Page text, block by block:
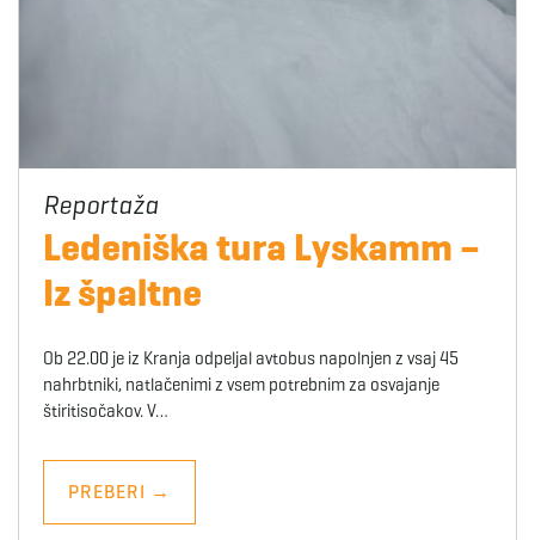
Ledeniška tura Lyskamm –
Iz špaltne
Ob 22.00 je iz Kranja odpeljal avtobus napolnjen z vsaj 45
nahrbtniki, natlačenimi z vsem potrebnim za osvajanje
štiritisočakov. V…
PREBERI →